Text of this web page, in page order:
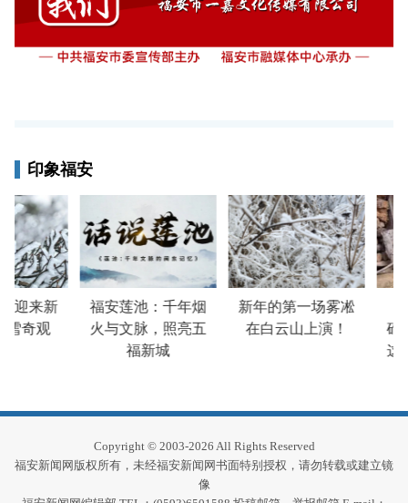
印象福安
迎来新
奇观
福安莲池：千年烟
火与文脉，照亮五
福新城
新年的第一场雾凇
在白云山上演！
碓
这
Copyright © 2003-2026 All Rights Reserved
福安新闻网版权所有，未经福安新闻网书面特别授权，请勿转载或建立镜
像